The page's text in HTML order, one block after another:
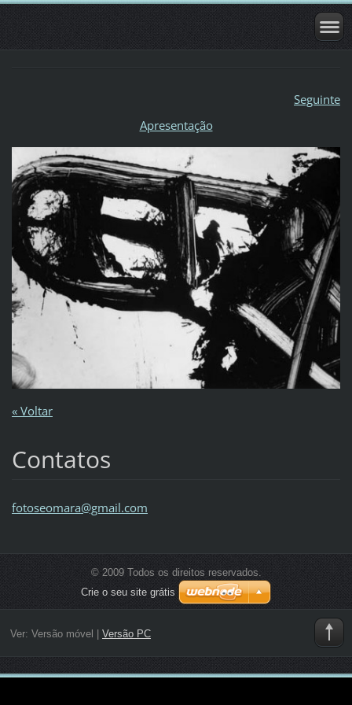
Seguinte
Apresentação
« Voltar
Contatos
fotoseomara@gmail.com
© 2009 Todos os direitos reservados.
Crie o seu site grátis
Ver: Versão móvel | Versão PC